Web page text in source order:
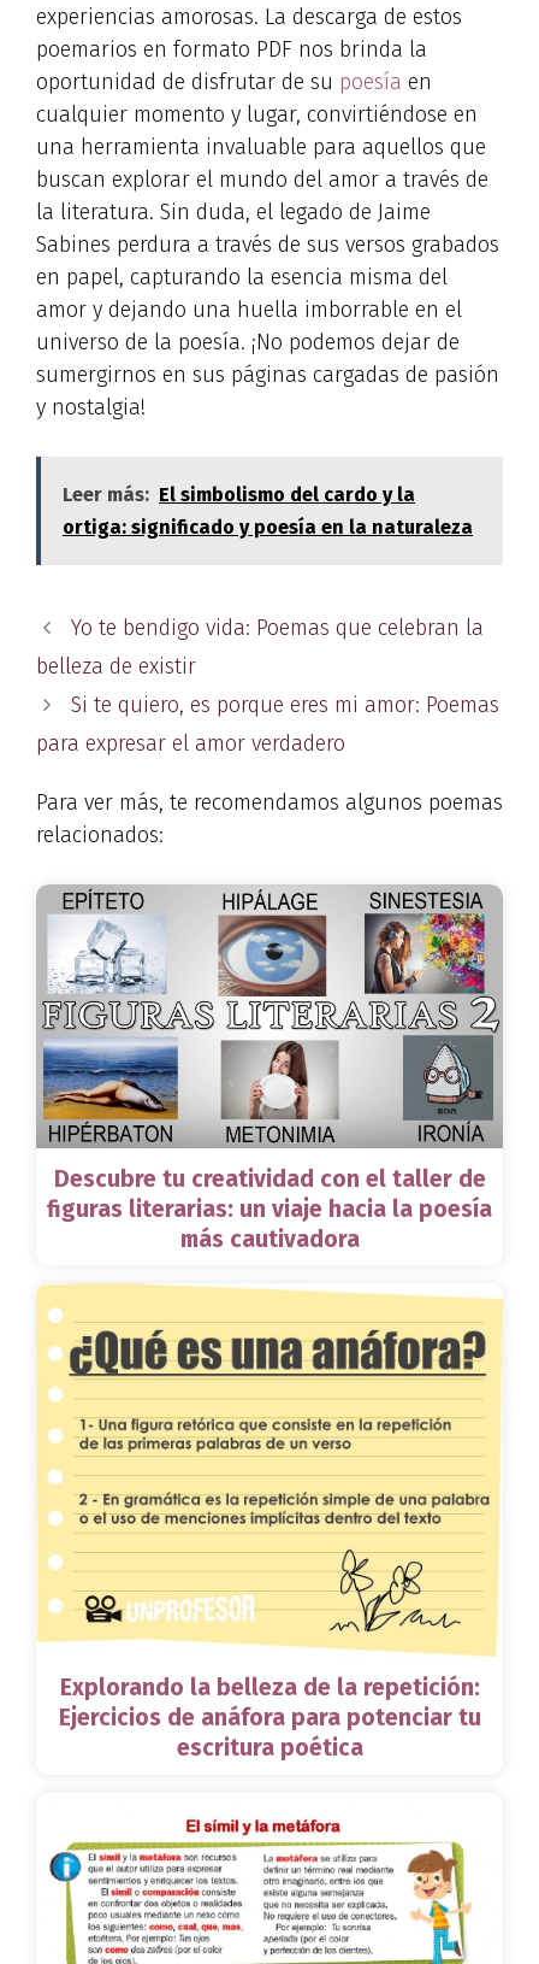
experiencias amorosas. La descarga de estos
poemarios en formato PDF nos brinda la
oportunidad de disfrutar de su poesía en
cualquier momento y lugar, convirtiéndose en
una herramienta invaluable para aquellos que
buscan explorar el mundo del amor a través de
la literatura. Sin duda, el legado de Jaime
Sabines perdura a través de sus versos grabados
en papel, capturando la esencia misma del
amor y dejando una huella imborrable en el
universo de la poesía. ¡No podemos dejar de
sumergirnos en sus páginas cargadas de pasión
y nostalgia!
Leer más: El simbolismo del cardo y la
ortiga: significado y poesía en la naturaleza
Yo te bendigo vida: Poemas que celebran la
belleza de existir
Si te quiero, es porque eres mi amor: Poemas
para expresar el amor verdadero
Para ver más, te recomendamos algunos poemas
relacionados:
Descubre tu creatividad con el taller de
figuras literarias: un viaje hacia la poesía
más cautivadora
Explorando la belleza de la repetición:
Ejercicios de anáfora para potenciar tu
escritura poética